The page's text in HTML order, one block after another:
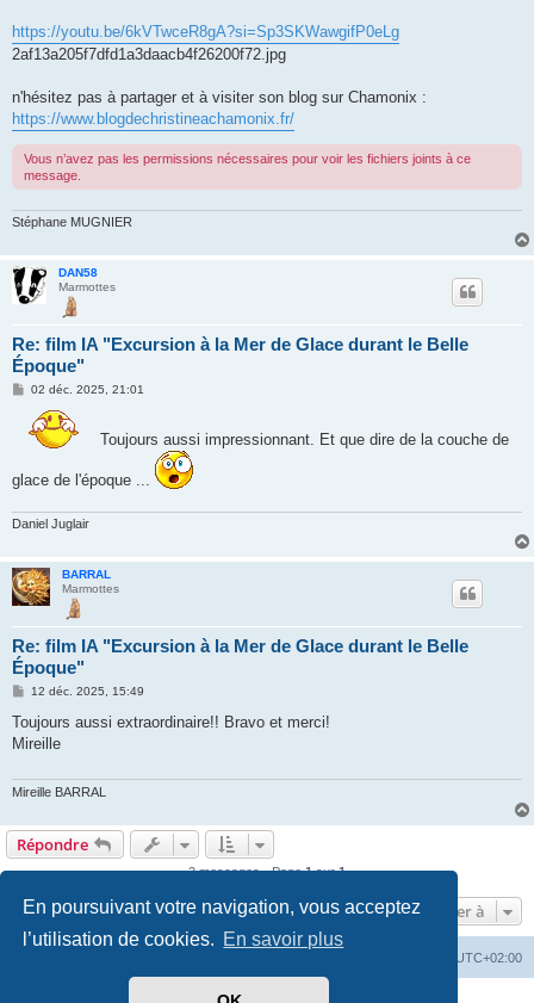
En poursuivant votre navigation, vous acceptez
l’utilisation de cookies. En savoir plus
https://youtu.be/6kVTwceR8gA?si=Sp3SKWawgifP0eLg
2af13a205f7dfd1a3daacb4f26200f72.jpg
n'hésitez pas à partager et à visiter son blog sur Chamonix :
https://www.blogdechristineachamonix.fr/
Vous n’avez pas les permissions nécessaires pour voir les fichiers joints à ce
message.
Stéphane MUGNIER
DAN58
Marmottes
Re: film IA "Excursion à la Mer de Glace durant le Belle
Époque"
M
s
02 déc. 2025, 21:01
Toujours aussi impressionnant. Et que dire de la couche de
glace de l'époque ...
Daniel Juglair
BARRAL
Marmottes
Re: film IA "Excursion à la Mer de Glace durant le Belle
Époque"
M
s
a
12 déc. 2025, 15:49
Toujours aussi extraordinaire!! Bravo et merci!
Mireille
Mireille BARRAL
Répondre
3 messages • Page1sur1
Aller à
UTC+02:00
phpBB ® Forum Software © phpBB Limited